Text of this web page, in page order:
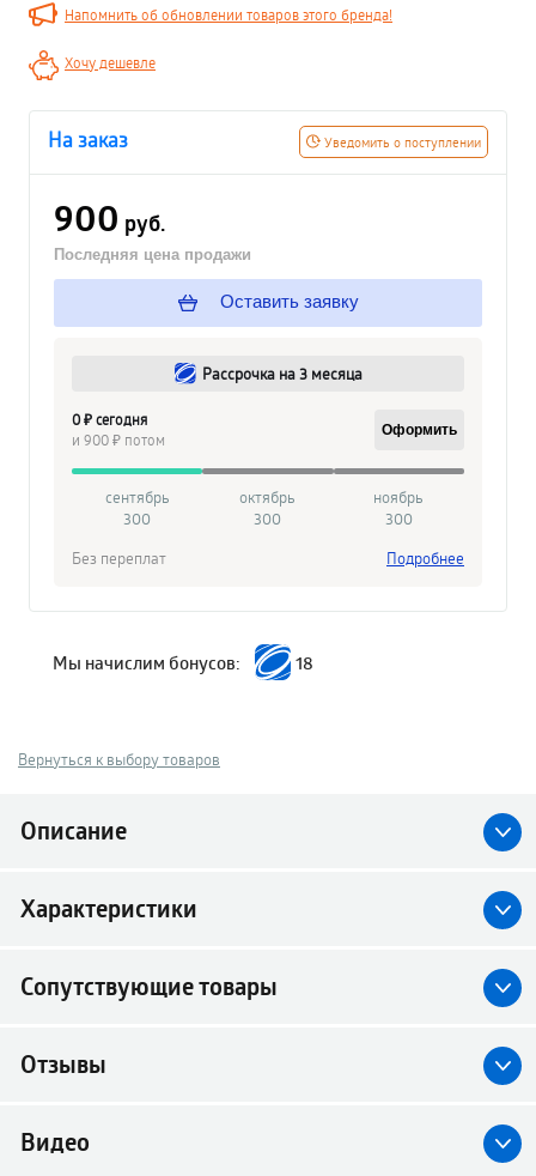
Напомнить об обновлении товаров этого бренда!
Хочу дешевле
Уведомить о поступлении
На заказ
900 руб.
Последняя цена продажи
Оставить заявку
Рассрочка на 3 месяца
0 ₽ сегодня
и 900 ₽ потом
Оформить
сентябрь
300
октябрь
300
ноябрь
300
Без переплат
Подробнее
Мы начислим бонусов: 18
Вернуться к выбору товаров
Описание
Характеристики
Сопутствующие товары
Отзывы
Видео